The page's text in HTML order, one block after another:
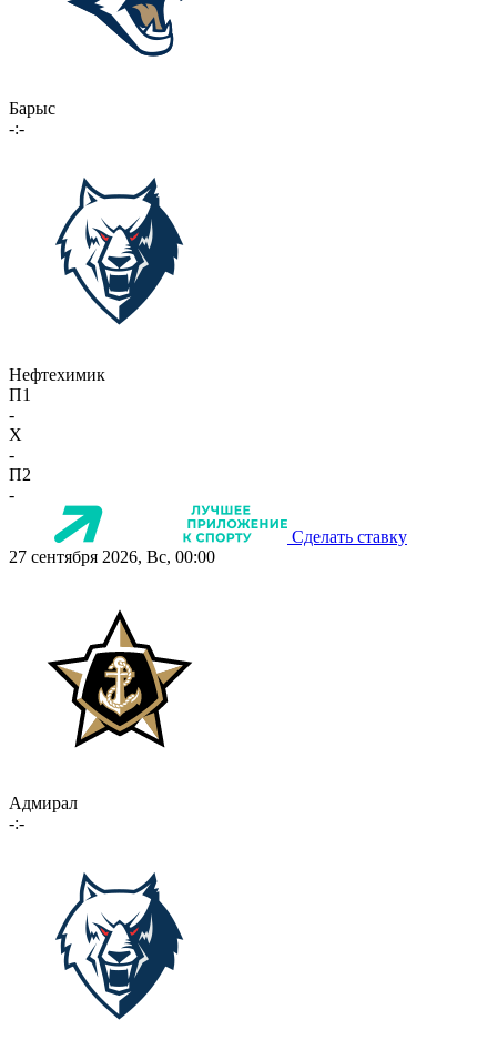
Барыс
-:-
Нефтехимик
П1
-
X
-
П2
-
Сделать ставку
27 сентября 2026, Вс, 00:00
Адмирал
-:-